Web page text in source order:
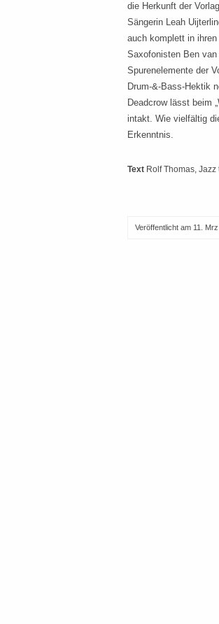
die Herkunft der
Sängerin Leah
auch komplett in
Saxofonisten Ben
Spurenelemente der
Drum-&-Bass-Hektik
Deadcrow lässt beim
intakt. Wie vielfältig
Erkenntnis.
Text Rolf Thomas, Jazz
Veröffentlicht am 11.